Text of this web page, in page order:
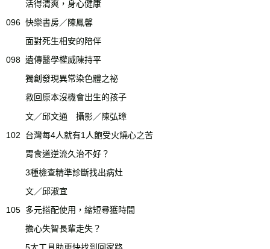
活得清爽，身心健康
096 快樂書房／陳鳳馨
面對死生相安的陪伴
098 遺傳醫學權威陳持平
獨創發現異常染色體之祕
救回原本沒機會出生的孩子
文／邱文通 攝影／陳弘璋
102
台灣每4人就有1人飽受火燒心之苦
胃食道逆流久治不好？
3種檢查精準診斷找出病灶
文／邱淑宜
105 多元搭配使用，縮短尋獲時間
擔心失智長輩走失？
5大工具助更快找到回家路